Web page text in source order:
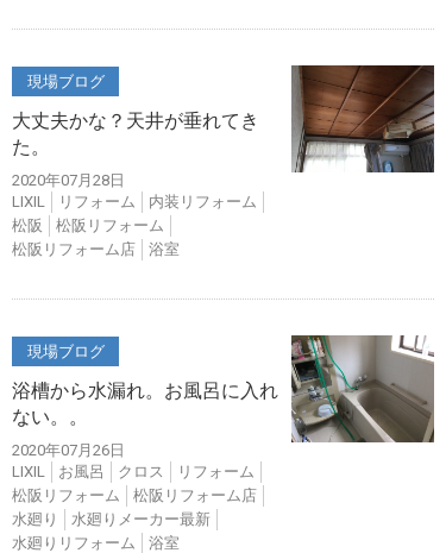
現場ブログ
大丈夫かな？天井が垂れてき
た。
2020年07月28日
LIXIL
リフォーム
内装リフォーム
松阪
松阪リフォーム
松阪リフォーム店
浴室
現場ブログ
浴槽から水漏れ。お風呂に入れ
ない。。
2020年07月26日
LIXIL
お風呂 クロス
リフォーム
松阪リフォーム
松阪リフォーム店
水廻り
水廻りメーカー最新
水廻りリフォーム
浴室